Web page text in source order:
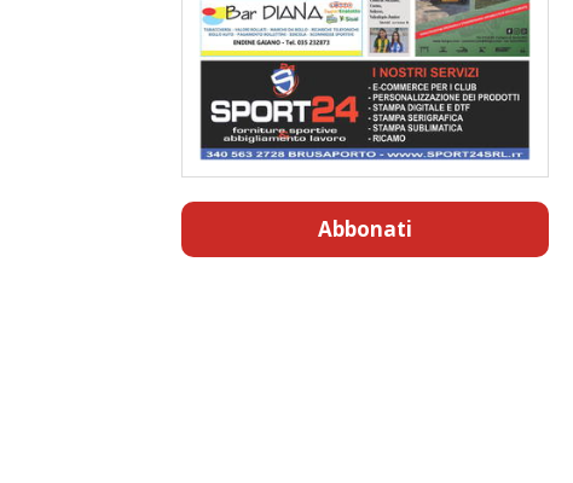
Abbonati